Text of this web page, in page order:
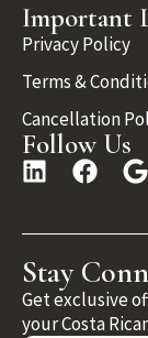
Important
Privacy Policy
Terms &
Cancellation
Follow Us
Stay
Get exclusive
your Costa